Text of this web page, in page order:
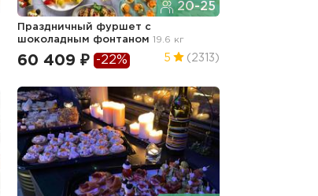
20-25
Праздничный фуршет с
шоколадным фонтаном19.6 кг
60 409 ₽ -22% 5 (2313)